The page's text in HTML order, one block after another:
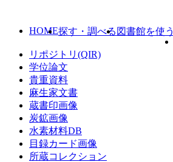
HOME探す・調べる 図書館を使う
リポジトリ(QIR)
学位論文
貴重資料
麻生家文書
蔵書印画像
炭鉱画像
水素材料DB
目録カード画像
所蔵コレクション